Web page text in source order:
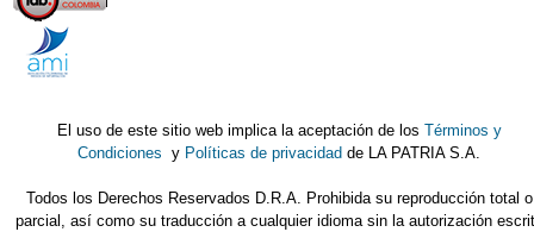
El uso de este sitio web implica la aceptación de los Términos y
Condiciones y Políticas de privacidad de LA PATRIA S.A.
Todos los Derechos Reservados D.R.A. Prohibida su reproducción total o
parcial, así como su traducción a cualquier idioma sin la autorización